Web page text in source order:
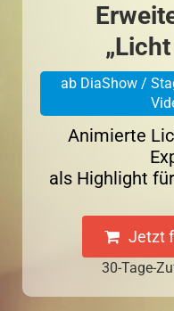
ab DiaShow /
Animierte
als Highlight
Jetzt
30-Tage-